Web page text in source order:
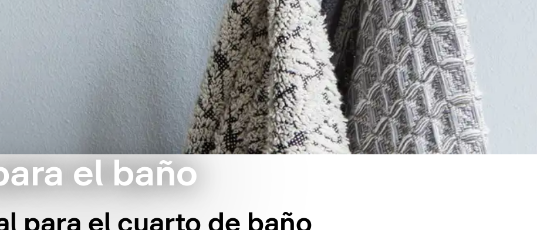
el baño
para el cuarto de baño